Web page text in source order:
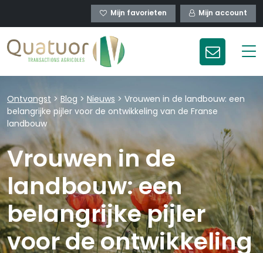
Mijn favorieten Mijn account
Ontvangst > Blog > Nieuws > Vrouwen in de landbouw: een
belangrijke pijler voor de ontwikkeling van de Franse
landbouw
Vrouwen in de
landbouw: een
belangrijke pijler
voor de ontwikkeling